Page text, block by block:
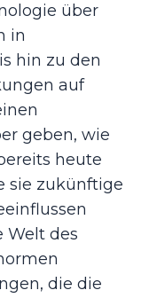
über
in
hin zu den
auf
geben, wie
heute
sie zukünftige
Welt des
die die